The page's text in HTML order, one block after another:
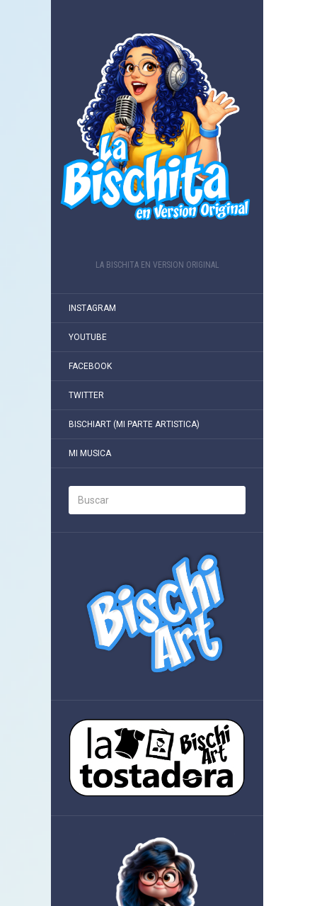
LA BISCHITA EN VERSION ORIGINAL
INSTAGRAM
YOUTUBE
FACEBOOK
TWITTER
BISCHIART (MI PARTE ARTISTICA)
MI MUSICA